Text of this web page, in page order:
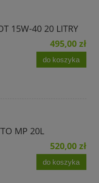
15W-40 20 LITRY
495,00 zł
do koszyka
MP 20L
520,00 zł
do koszyka